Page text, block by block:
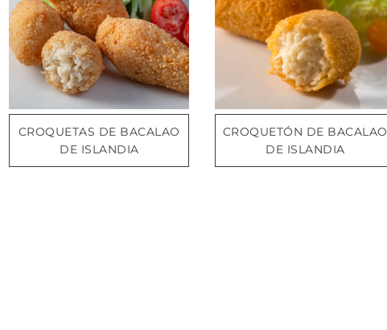
CROQUETAS DE BACALAO
DE ISLANDIA
CROQUETÓN DE BACALAO
DE ISLANDIA